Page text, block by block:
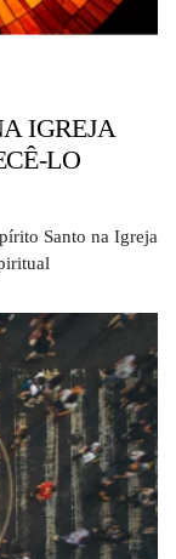
IGREJA
LO
Santo na Igreja